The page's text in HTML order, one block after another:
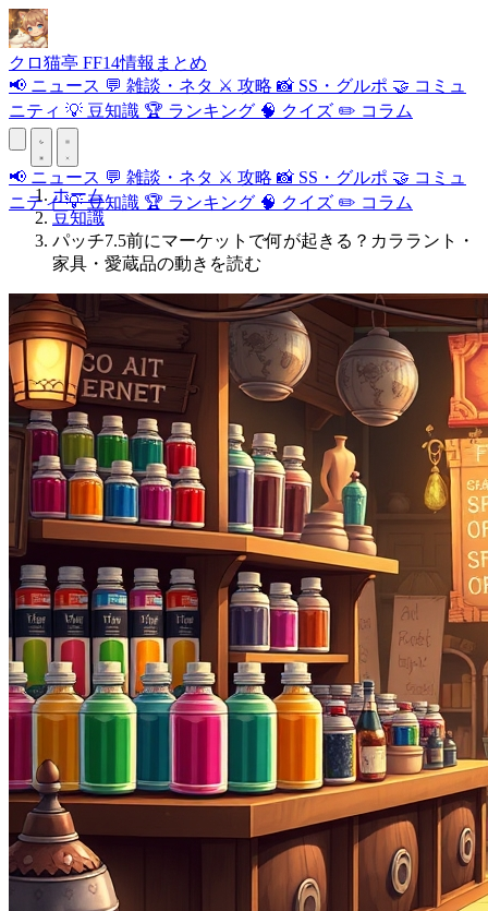
クロ猫亭 FF14情報まとめ
📢 ニュース 💬 雑談・ネタ ⚔️ 攻略 📸 SS・グルポ 🤝 コミュ
ニティ 💡 豆知識 🏆 ランキング 🧠 クイズ ✏️ コラム
📢 ニュース 💬 雑談・ネタ ⚔️ 攻略 📸 SS・グルポ 🤝 コミュ
ニティ💡豆知識 🏆 ランキング 🧠 クイズ ✏️ コラム
ホーム
豆知識
パッチ7.5前にマーケットで何が起きる？カララント・
家具・愛蔵品の動きを読む